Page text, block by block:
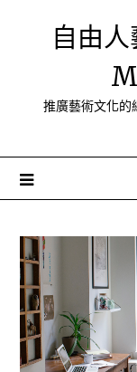
自由
推廣藝術文化